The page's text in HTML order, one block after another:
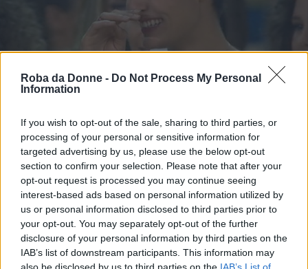
Roba da Donne - Do Not Process My Personal
Information
If you wish to opt-out of the sale, sharing to third parties, or
processing of your personal or sensitive information for
targeted advertising by us, please use the below opt-out
section to confirm your selection. Please note that after your
opt-out request is processed you may continue seeing
interest-based ads based on personal information utilized by
us or personal information disclosed to third parties prior to
your opt-out. You may separately opt-out of the further
disclosure of your personal information by third parties on the
IAB’s list of downstream participants. This information may
also be disclosed by us to third parties on the IAB’s List of
Il popolo dei social, plaudente o critico, Miss
Italia se l’è bevuta fino alla fine.L’hashtag
#missitalia era in volo sui trending topic di
Twitter Italia e ben quinto a livello mondiale
Continua a leggere dopo la pubblicità